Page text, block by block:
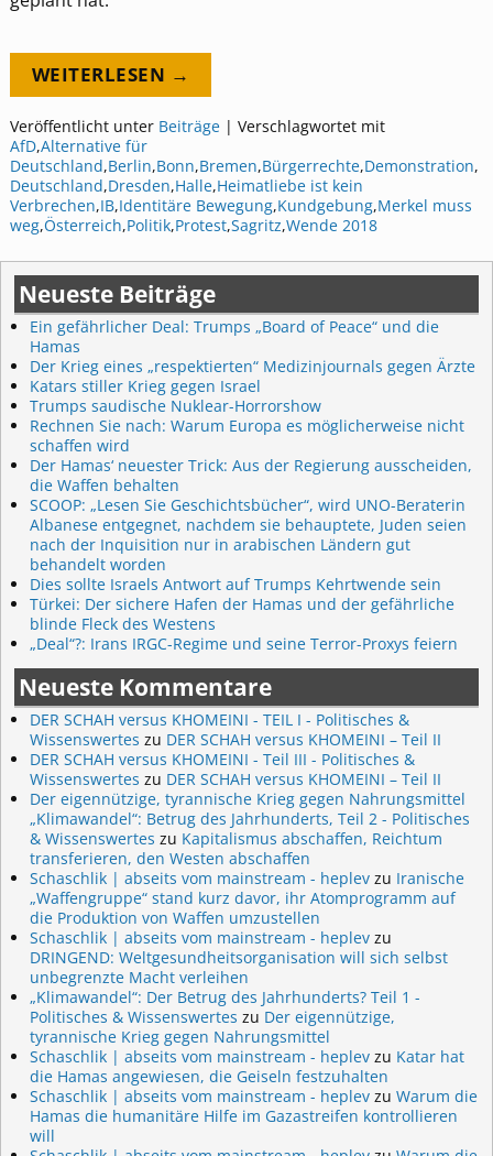
WEITERLESEN →
Veröffentlicht unter Beiträge| Verschlagwortet mit
AfD,Alternative für
Deutschland,Berlin,Bonn,Bremen,Bürgerrechte,Demonstration,
Deutschland,Dresden,Halle,Heimatliebe ist kein
Verbrechen,IB,Identitäre Bewegung,Kundgebung,Merkel muss
weg,Österreich,Politik,Protest,Sagritz,Wende 2018
Neueste Beiträge
Ein gefährlicher Deal: Trumps „Board of Peace“ und die
Hamas
Der Krieg eines „respektierten“ Medizinjournals gegen Ärzte
Katars stiller Krieg gegen Israel
Trumps saudische Nuklear-Horrorshow
Rechnen Sie nach: Warum Europa es möglicherweise nicht
schaffen wird
Der Hamas‘ neuester Trick: Aus der Regierung ausscheiden,
die Waffen behalten
SCOOP: „Lesen Sie Geschichtsbücher“, wird UNO-Beraterin
Albanese entgegnet, nachdem sie behauptete, Juden seien
nach der Inquisition nur in arabischen Ländern gut
behandelt worden
Dies sollte Israels Antwort auf Trumps Kehrtwende sein
Türkei: Der sichere Hafen der Hamas und der gefährliche
blinde Fleck des Westens
„Deal“?: Irans IRGC-Regime und seine Terror-Proxys feiern
Neueste Kommentare
DER SCHAH versus KHOMEINI - TEIL I - Politisches &
Wissenswertes zu DER SCHAH versus KHOMEINI – Teil II
DER SCHAH versus KHOMEINI - Teil III - Politisches &
Wissenswertes zu DER SCHAH versus KHOMEINI – Teil II
Der eigennützige, tyrannische Krieg gegen Nahrungsmittel
„Klimawandel“: Betrug des Jahrhunderts, Teil 2 - Politisches
& Wissenswertes zu Kapitalismus abschaffen, Reichtum
transferieren, den Westen abschaffen
Schaschlik | abseits vom mainstream - heplev zu Iranische
„Waffengruppe“ stand kurz davor, ihr Atomprogramm auf
die Produktion von Waffen umzustellen
Schaschlik | abseits vom mainstream - heplev zu
DRINGEND: Weltgesundheitsorganisation will sich selbst
unbegrenzte Macht verleihen
„Klimawandel“: Der Betrug des Jahrhunderts? Teil 1 -
Politisches & Wissenswertes zu Der eigennützige,
tyrannische Krieg gegen Nahrungsmittel
Schaschlik | abseits vom mainstream - heplev zu Katar hat
die Hamas angewiesen, die Geiseln festzuhalten
Schaschlik | abseits vom mainstream - heplev zu Warum die
Hamas die humanitäre Hilfe im Gazastreifen kontrollieren
will